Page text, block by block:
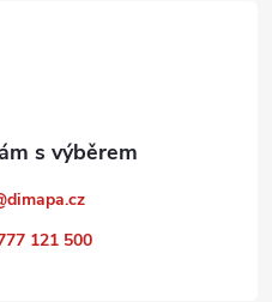
dimapa.cz
121 500